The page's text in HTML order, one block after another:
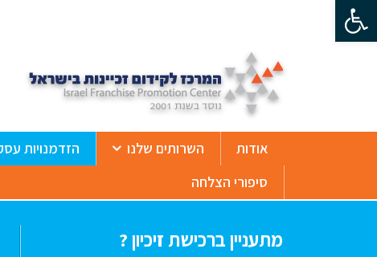
פתח סרגל נגישות
אודות השרותים שלנו הזדמנויות
סיפורי הצלחה
מתעניין ברכישת זיכיון ?